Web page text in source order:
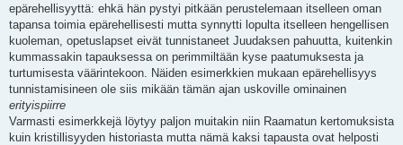
epärehellisyyttä: ehkä hän pystyi pitkään perustelemaan itselleen oman
tapansa toimia epärehellisesti mutta synnytti lopulta itselleen hengellisen
kuoleman, opetuslapset eivät tunnistaneet Juudaksen pahuutta, kuitenkin
kummassakin tapauksessa on perimmiltään kyse paatumuksesta ja
turtumisesta väärintekoon. Näiden esimerkkien mukaan epärehellisyys
tunnistamisineen ole siis mikään tämän ajan uskoville ominainen
erityispiirre
Varmasti esimerkkejä löytyy paljon muitakin niin Raamatun kertomuksista
kuin kristillisyyden historiasta mutta nämä kaksi tapausta ovat helposti